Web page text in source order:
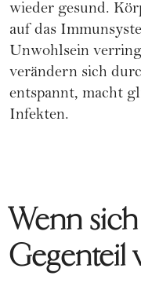
wieder gesund.
auf das
Unwohlsein
verändern sich
entspannt, macht
Infekten.
Wenn
Gegenteil